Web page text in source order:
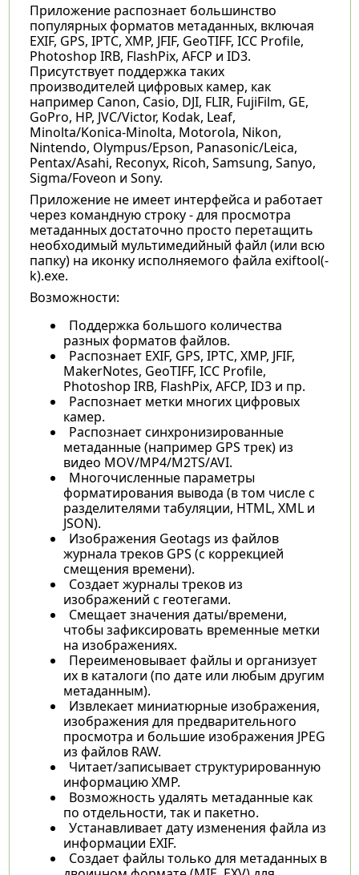
Приложение распознает большинство
популярных форматов метаданных, включая
EXIF, GPS, IPTC, XMP, JFIF, GeoTIFF, ICC Profile,
Photoshop IRB, FlashPix, AFCP и ID3.
Присутствует поддержка таких
производителей цифровых камер, как
например Canon, Casio, DJI, FLIR, FujiFilm, GE,
GoPro, HP, JVC/Victor, Kodak, Leaf,
Minolta/Konica-Minolta, Motorola, Nikon,
Nintendo, Olympus/Epson, Panasonic/Leica,
Pentax/Asahi, Reconyx, Ricoh, Samsung, Sanyo,
Sigma/Foveon и Sony.
Приложение не имеет интерфейса и работает
через командную строку - для просмотра
метаданных достаточно просто перетащить
необходимый мультимедийный файл (или всю
папку) на иконку исполняемого файла exiftool(-
k).exe.
Возможности:
Поддержка большого количества
разных форматов файлов.
Распознает EXIF, GPS, IPTC, XMP, JFIF,
MakerNotes, GeoTIFF, ICC Profile,
Photoshop IRB, FlashPix, AFCP, ID3 и пр.
Распознает метки многих цифровых
камер.
Распознает синхронизированные
метаданные (например GPS трек) из
видео MOV/MP4/M2TS/AVI.
Многочисленные параметры
форматирования вывода (в том числе с
разделителями табуляции, HTML, XML и
JSON).
Изображения Geotags из файлов
журнала треков GPS (с коррекцией
смещения времени).
Создает журналы треков из
изображений с геотегами.
Смещает значения даты/времени,
чтобы зафиксировать временные метки
на изображениях.
Переименовывает файлы и организует
их в каталоги (по дате или любым другим
метаданным).
Извлекает миниатюрные изображения,
изображения для предварительного
просмотра и большие изображения JPEG
из файлов RAW.
Читает/записывает структурированную
информацию XMP.
Возможность удалять метаданные как
по отдельности, так и пакетно.
Устанавливает дату изменения файла из
информации EXIF.
Создает файлы только для метаданных в